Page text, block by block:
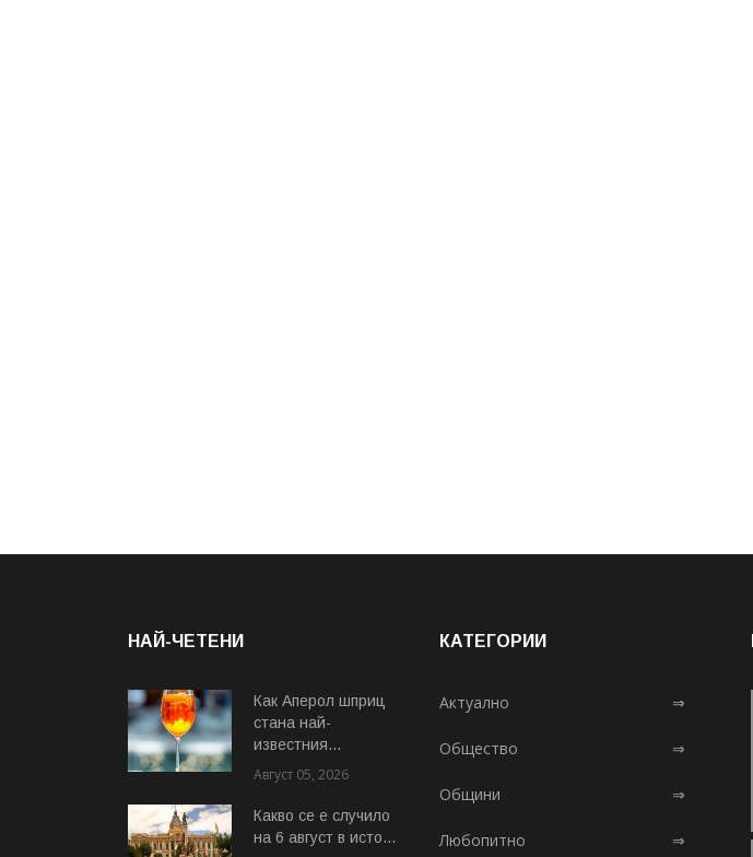
НАЙ-ЧЕТЕНИ
Как Аперол шприц
стана най-
известния...
Август 05, 2026
Какво се е случило
на 6 август в исто...
КАТЕГОРИИ
Актуално ⇒
Общество ⇒
Общини ⇒
Любопитно ⇒